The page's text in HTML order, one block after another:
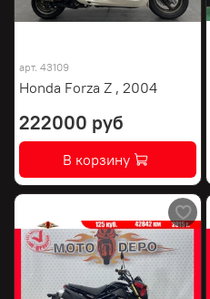
арт. 43109
Honda Forza Z , 2004
222000 руб
В корзину